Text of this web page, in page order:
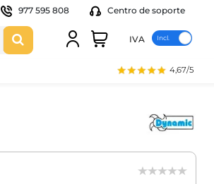
977 595 808 Centro de soporte
IVA
4,67/5